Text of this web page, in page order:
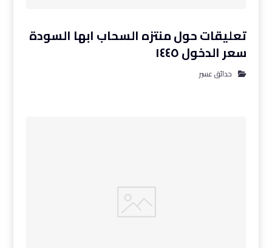
تعليقات حول منتزه السحاب ابها السودة
سعر الدخول ١٤٤٥
حدائق عسير